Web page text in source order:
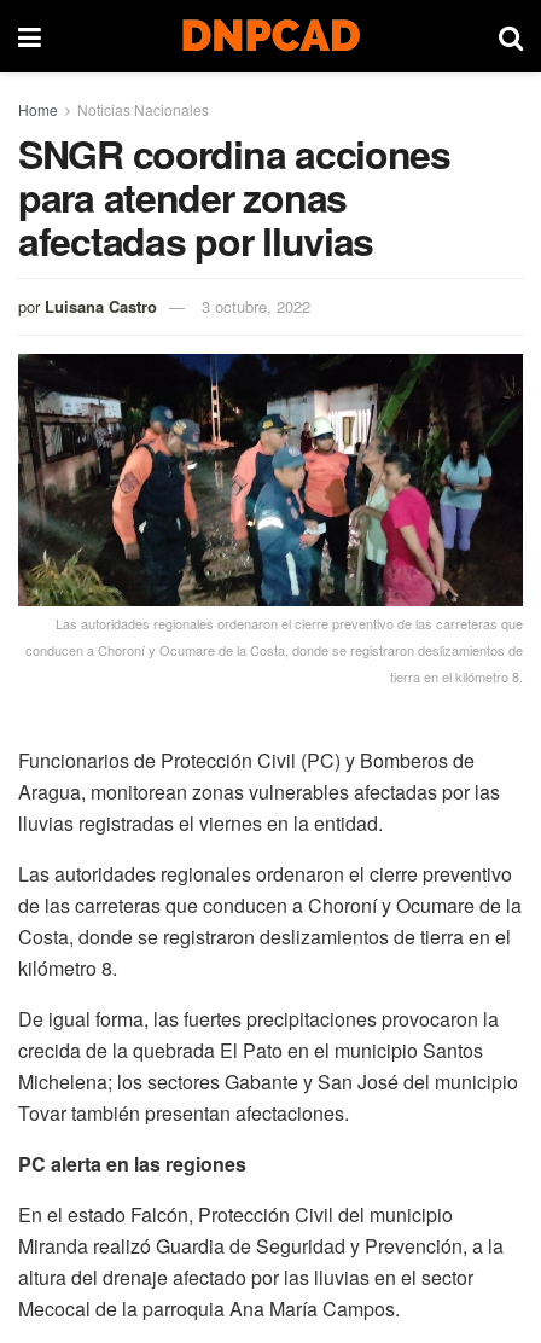
Home Noticias Nacionales
SNGR coordina acciones
para atender zonas
afectadas por lluvias
por Luisana Castro 3 octubre, 2022
Las autoridades regionales ordenaron el cierre preventivo de las carreteras que
conducen a Choroní y Ocumare de la Costa, donde se registraron deslizamientos de
tierra en el kilómetro 8.
Funcionarios de Protección Civil (PC) y Bomberos de
Aragua, monitorean zonas vulnerables afectadas por las
lluvias registradas el viernes en la entidad.
Las autoridades regionales ordenaron el cierre preventivo
de las carreteras que conducen a Choroní y Ocumare de la
Costa, donde se registraron deslizamientos de tierra en el
kilómetro 8.
De igual forma, las fuertes precipitaciones provocaron la
crecida de la quebrada El Pato en el municipio Santos
Michelena; los sectores Gabante y San José del municipio
Tovar también presentan afectaciones.
PC alerta en las regiones
En el estado Falcón, Protección Civil del municipio
Miranda realizó Guardia de Seguridad y Prevención, a la
altura del drenaje afectado por las lluvias en el sector
Mecocal de la parroquia Ana María Campos.